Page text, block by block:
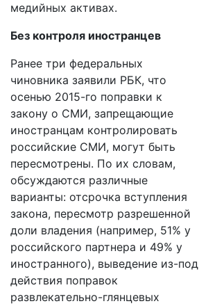
медийных активах.
Без контроля иностранцев
Ранее три федеральных
чиновника заявили РБК, что
осенью 2015-го поправки к
закону о СМИ, запрещающие
иностранцам контролировать
российские СМИ, могут быть
пересмотрены. По их словам,
обсуждаются различные
варианты: отсрочка вступления
закона, пересмотр разрешенной
доли владения (например, 51% у
российского партнера и 49% у
иностранного), выведение из-под
действия поправок
развлекательно-глянцевых